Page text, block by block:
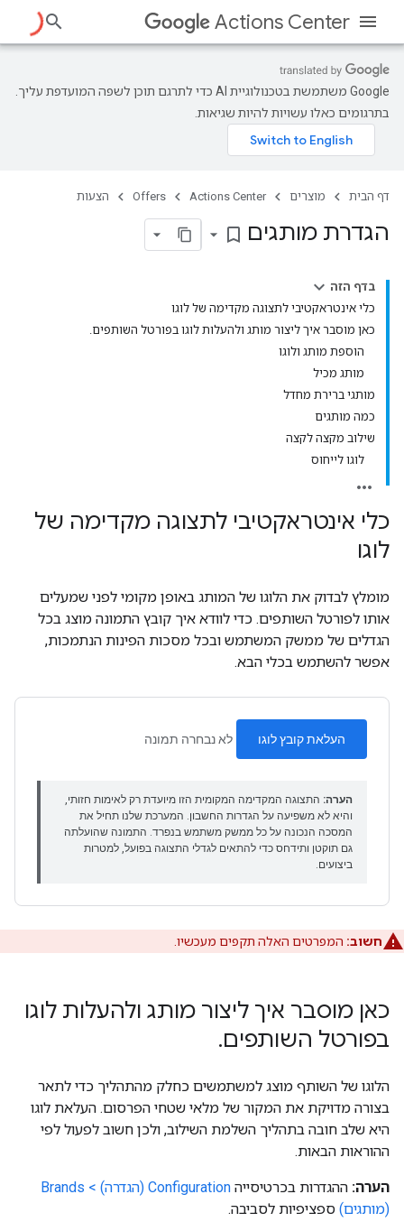
Actions Center
‫Google משתמשת בטכנולוגיית AI כדי לתרגם תוכן לשפה המועדפת עליך.
בתרגומים כאלו עשויות להיות שגיאות.
דף הבית מוצרים Actions Center
Offers הצעות
הגדרת מותגים bookmark_border
בדף הזה
כלי אינטראקטיבי לתצוגה מקדימה של לוגו
כאן מוסבר איך ליצור מותג ולהעלות לוגו בפורטל השותפים.
הוספת מותג ולוגו
מותג מכיל
מותגי ברירת מחדל
כמה מותגים
שילוב מקצה לקצה
לוגו לייחוס
כלי אינטראקטיבי לתצוגה מקדימה של
לוגו
מומלץ לבדוק את הלוגו של המותג באופן מקומי לפני שמעלים
אותו לפורטל השותפים. כדי לוודא איך קובץ התמונה מוצג בכל
הגדלים של ממשק המשתמש ובכל מסכות הפינות הנתמכות,
אפשר להשתמש בכלי הבא.
חשוב: המפרטים האלה תקפים מעכשיו.
כאן מוסבר איך ליצור מותג ולהעלות לוגו
בפורטל השותפים.
הלוגו של השותף מוצג למשתמשים כחלק מהתהליך כדי לתאר
בצורה מדויקת את המקור של מלאי שטחי הפרסום. העלאת לוגו
היא שלב חובה בתהליך השלמת השילוב, ולכן חשוב לפעול לפי
ההוראות הבאות.
הערה: ההגדרות בכרטיסייה
Configuration (הגדרה) > Brands
(מותגים) ספציפיות לסביבה.